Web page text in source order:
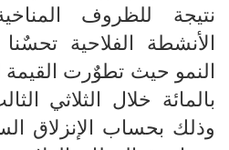
نتيجة للظروف
الأنشطة الفلاحية
بالمائة خلال الثلاثي
وذلك بحساب الإنزلاق